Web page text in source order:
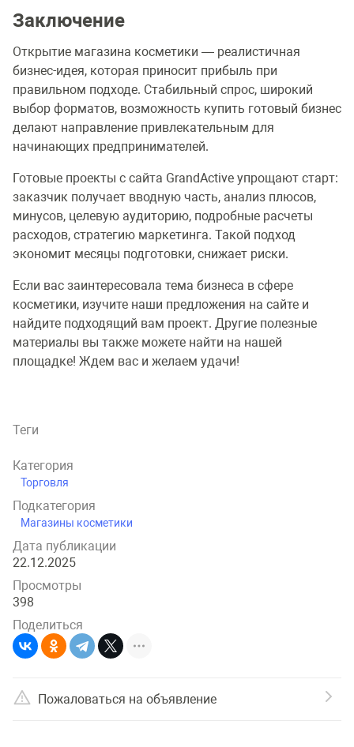
Заключение
Открытие магазина косметики — реалистичная
бизнес-идея, которая приносит прибыль при
правильном подходе. Стабильный спрос, широкий
выбор форматов, возможность купить готовый бизнес
делают направление привлекательным для
начинающих предпринимателей.
Готовые проекты с сайта GrandActive упрощают старт:
заказчик получает вводную часть, анализ плюсов,
минусов, целевую аудиторию, подробные расчеты
расходов, стратегию маркетинга. Такой подход
экономит месяцы подготовки, снижает риски.
Если вас заинтересовала тема бизнеса в сфере
косметики, изучите наши предложения на сайте и
найдите подходящий вам проект. Другие полезные
материалы вы также можете найти на нашей
площадке! Ждем вас и желаем удачи!
Теги
Категория
Торговля
Подкатегория
Магазины косметики
Дата публикации
22.12.2025
Просмотры
398
Поделиться
Пожаловаться на объявление